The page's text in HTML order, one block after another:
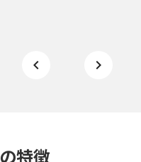
keyboard_arrow_left keyboard_arrow_right
特徴